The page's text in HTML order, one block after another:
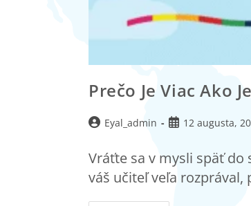
Prečo Je Viac Ako
Eyal_admin 12 augusta,
Vráťte sa v mysli späť do
váš učiteľ veľa